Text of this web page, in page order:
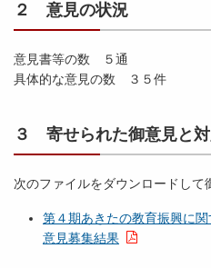
２ 意見の状況
意見書等の数 ５通
具体的な意見の数 ３５件
３ 寄せられた御意見と
次のファイルをダウンロードして
第４期あきたの教育振興に
意見募集結果